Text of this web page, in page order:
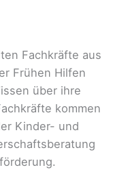
Fachkräfte aus
Frühen Hilfen
über ihre
kommen
Kinder- und